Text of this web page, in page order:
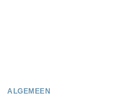
ALGEMEEN